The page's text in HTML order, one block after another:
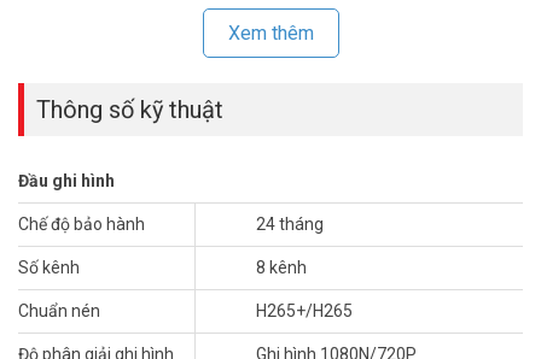
Vuhoangtelecom cam kết cung cấpđầu ghi hình HDCVI DAHUA
rẻ, chất lượng tốt nhất toàn quốc. Cùng với đội ngũ kỹ thuật và tư
Xem thêm
Thông số kỹ thuật
Đầu ghi hình
Chế độ bảo hành 24 tháng
Số kênh 8 kênh
Chuẩn nén H265+/H265
Độ phân giải ghi hình Ghi hình 1080N/720P